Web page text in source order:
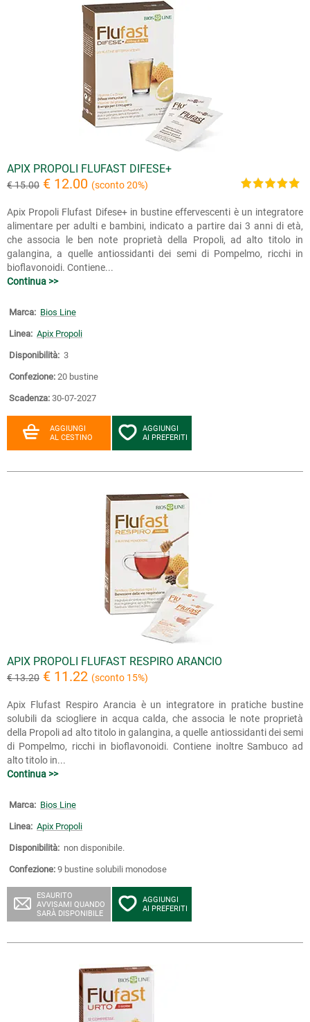
APIX PROPOLI FLUFAST DIFESE+
€ 15.00 € 12.00 (sconto 20%)
Apix Propoli Flufast Difese+ in bustine effervescenti è un integratore
alimentare per adulti e bambini, indicato a partire dai 3 anni di età,
che associa le ben note proprietà della Propoli, ad alto titolo in
galangina, a quelle antiossidanti dei semi di Pompelmo, ricchi in
bioflavonoidi. Contiene...
Continua >>
Marca: Bios Line
Linea: Apix Propoli
Disponibilità: 3
Confezione: 20 bustine
Scadenza: 30-07-2027
AGGIUNGI
AL CESTINO
AGGIUNGI
AI PREFERITI
APIX PROPOLI FLUFAST RESPIRO ARANCIO
€ 13.20 € 11.22 (sconto 15%)
Apix Flufast Respiro Arancia è un integratore in pratiche bustine
solubili da sciogliere in acqua calda, che associa le note proprietà
della Propoli ad alto titolo in galangina, a quelle antiossidanti dei semi
di Pompelmo, ricchi in bioflavonoidi. Contiene inoltre Sambuco ad
alto titolo in...
Continua >>
Marca: Bios Line
Linea: Apix Propoli
Disponibilità: non disponibile.
Confezione: 9 bustine solubili monodose
ESAURITO
AVVISAMI QUANDO
SARÀ DISPONIBILE
AGGIUNGI
AI PREFERITI